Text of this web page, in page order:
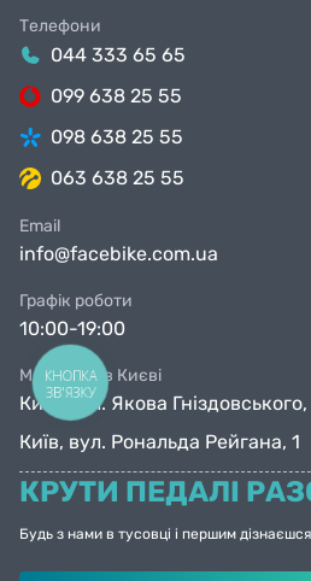
Телефони
044 333 65 65
099 638 25 55
098 638 25 55
063 638 25 55
Email
info@facebike.com.ua
Графік роботи
10:00-19:00
Магазини в Києві
Київ, вул. Якова
Київ, вул. Рональда Рейгана, 1
КРУТИ ПЕДАЛІ
Будь з нами в тусовці і першим
КНОПКА
ЗВ'ЯЗКУ